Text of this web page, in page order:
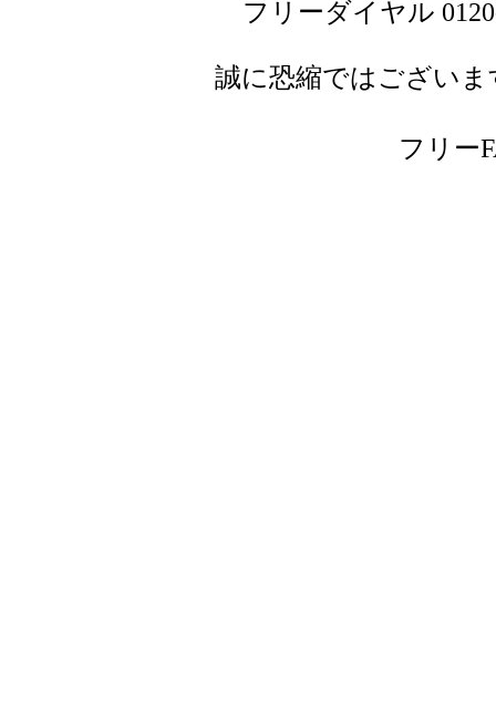
フリーダイヤル
誠に恐縮ではござい
フリー